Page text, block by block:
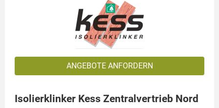
ANGEBOTE ANFORDERN
Isolierklinker Kess Zentralvertrieb Nord